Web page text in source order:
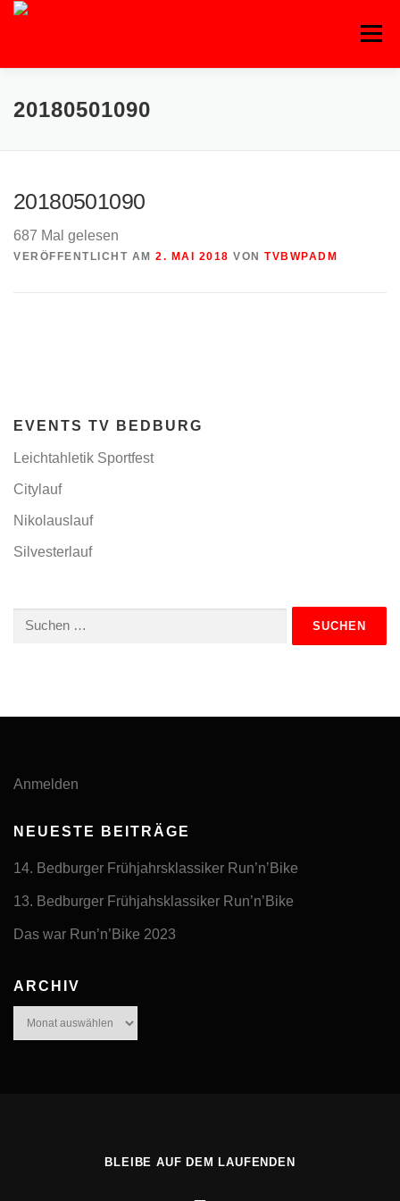
Zum
Menü
20180501090
20180501090
687 Mal gelesen
VERÖFFENTLICHT AM 2. MAI 2018 VON TVBWPADM
EVENTS TV BEDBURG
Leichtahletik Sportfest
Citylauf
Nikolauslauf
Silvesterlauf
Suchen
Anmelden
NEUESTE BEITRÄGE
14. Bedburger Frühjahrsklassiker Run’n’Bike
13. Bedburger Frühjahsklassiker Run’n’Bike
Das war Run’n’Bike 2023
ARCHIV
BLEIBE AUF DEM LAUFENDEN